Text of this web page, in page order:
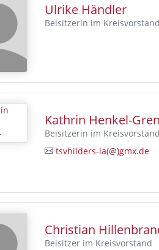
Ulrike Händler
Beisitzerin im Kreisvorstand
Kathrin Henkel-
Beisitzerin im Kreisvorstand
tsvhilders-la(@)gmx.de
Christian
Beisitzer im Kreisvorstand